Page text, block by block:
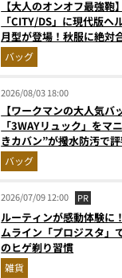
【大人のオンオフ最強鞄
「CITY/DS」に現代版ヘ
月型が登場！秋服に絶対
ンが傑作
バッグ
2026/08/03 18:00
【ワークマンの大人気
「3WAYリュック」をマ
きカバン”が撥水防汚で
バッグ
2026/07/09 12:00 PR
ルーティンが感動体験に
ムライン「プロジスタ」
のヒゲ剃り習慣
雑貨